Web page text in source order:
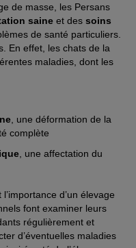
de masse, les Persans
saine et des soins
de santé particuliers.
En effet, les chats de la
maladies, dont les
, une déformation de la
complète
, une affectation du
l’importance d’un élevage
font examiner leurs
régulièrement et
d’éventuelles maladies